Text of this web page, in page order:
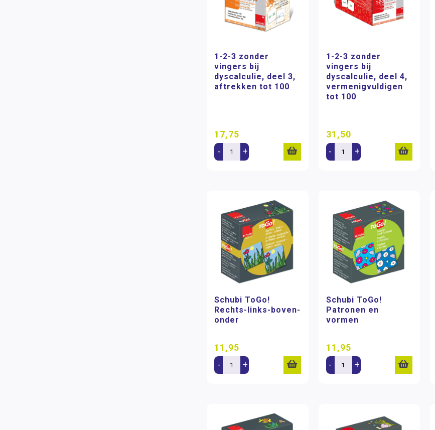
1-2-3 zonder
vingers bij
dyscalculie, deel 3,
aftrekken tot 100
17,75
- +
1-2-3 zonder
vingers bij
dyscalculie, deel 4,
vermenigvuldigen
tot 100
31,50
- +
Schubi ToGo!
Rechts-links-boven-
onder
11,95
- +
Schubi ToGo!
Patronen en
vormen
11,95
- +